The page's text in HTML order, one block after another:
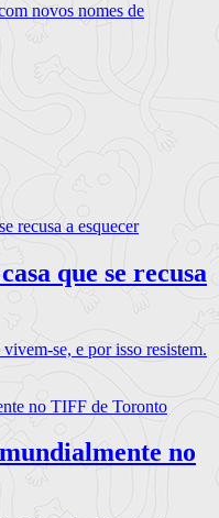
novos nomes de
que se recusa
se, e por isso resistem.
no